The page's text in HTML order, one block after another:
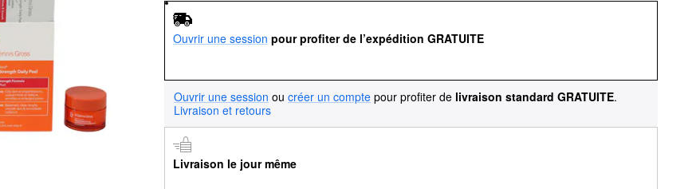
Ouvrir une session pour profiter de l’expédition GRATUITE
Ouvrir une session ou créer un compte pour profiter de livraison standard GRATUITE.
Livraison et retours
Livraison le jour même